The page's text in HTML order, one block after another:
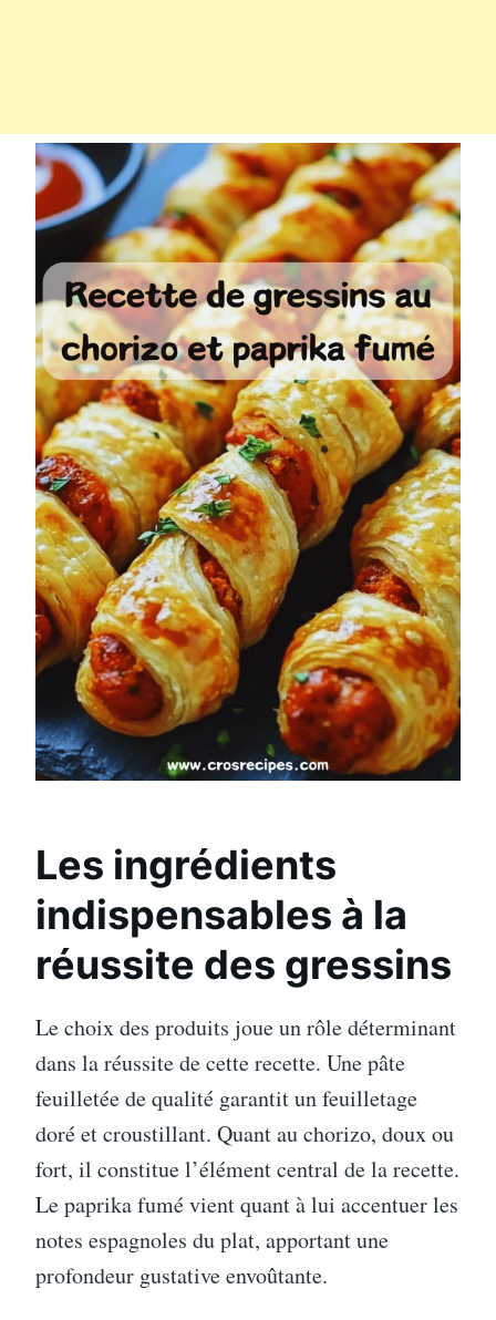
Les ingrédients
indispensables à la
réussite des gressins
Le choix des produits joue un rôle déterminant
dans la réussite de cette recette. Une pâte
feuilletée de qualité garantit un feuilletage
doré et croustillant. Quant au chorizo, doux ou
fort, il constitue l’élément central de la recette.
Le paprika fumé vient quant à lui accentuer les
notes espagnoles du plat, apportant une
profondeur gustative envoûtante.